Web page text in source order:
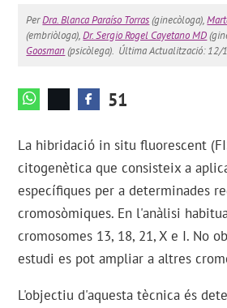
PerDra. Blanca Paraíso Torras(ginecòloga),
(embriòloga),Dr. Sergio Rogel Cayetano MD
Goosman(psicòlega). Última Actualització: 12/
51
La hibridació in situ fluorescent
citogenètica que consisteix a
específiques per a determinades
cromosòmiques. En l'anàlisi
cromosomes 13, 18, 21, X e I. No
estudi es pot ampliar a altres
L'objectiu d'aquesta tècnica és